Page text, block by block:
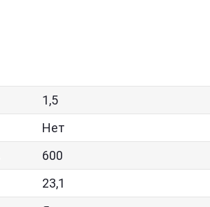
1,5
Нет
600
23,1